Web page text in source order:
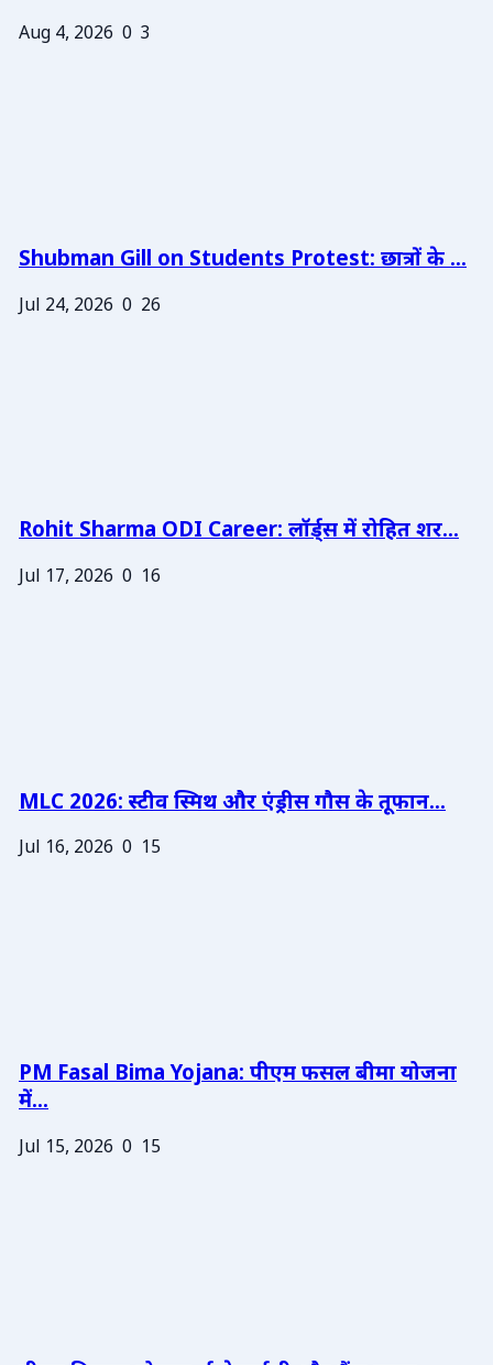
Aug 4, 2026 0 3
Shubman Gill on Students Protest: छात्रों के ...
Jul 24, 2026 0 26
Rohit Sharma ODI Career: लॉर्ड्स में रोहित शर...
Jul 17, 2026 0 16
MLC 2026: स्टीव स्मिथ और एंड्रीस गौस के तूफान...
Jul 16, 2026 0 15
PM Fasal Bima Yojana: पीएम फसल बीमा योजना
में...
Jul 15, 2026 0 15